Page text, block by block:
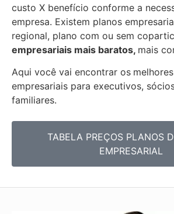
custo X benefício conforme a
empresa. Existem planos
regional, plano com ou sem
empresariais mais baratos, mais
Aqui você vai encontrar os
empresariais para executivos,
familiares.
TABELA PREÇOS PLANOS
EMPRESARIAL